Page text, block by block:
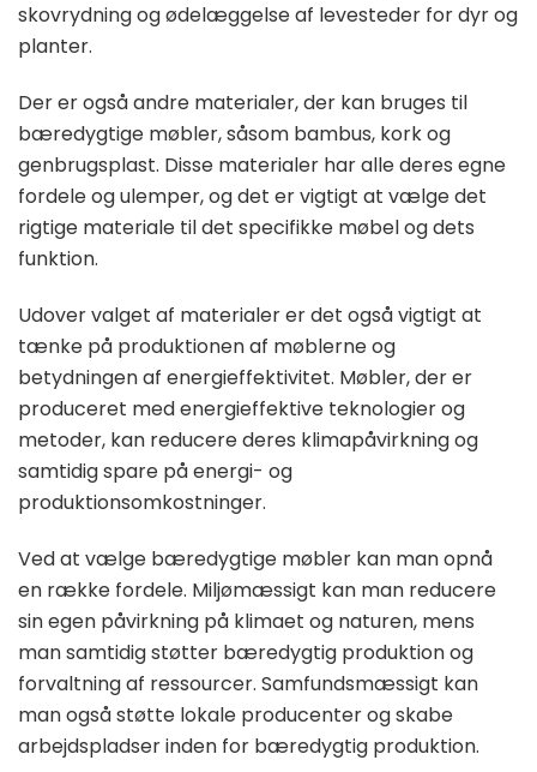
skovrydning og ødelæggelse af levesteder for dyr og
planter.
Der er også andre materialer, der kan bruges til
bæredygtige møbler, såsom bambus, kork og
genbrugsplast. Disse materialer har alle deres egne
fordele og ulemper, og det er vigtigt at vælge det
rigtige materiale til det specifikke møbel og dets
funktion.
Udover valget af materialer er det også vigtigt at
tænke på produktionen af møblerne og
betydningen af energieffektivitet. Møbler, der er
produceret med energieffektive teknologier og
metoder, kan reducere deres klimapåvirkning og
samtidig spare på energi- og
produktionsomkostninger.
Ved at vælge bæredygtige møbler kan man opnå
en række fordele. Miljømæssigt kan man reducere
sin egen påvirkning på klimaet og naturen, mens
man samtidig støtter bæredygtig produktion og
forvaltning af ressourcer. Samfundsmæssigt kan
man også støtte lokale producenter og skabe
arbejdspladser inden for bæredygtig produktion.